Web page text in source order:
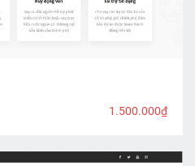
1.500.000₫